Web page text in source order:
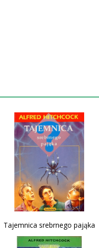
Tajemnica srebrnego pająka